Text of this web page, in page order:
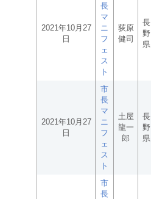
2021年10月27
日
長
マ
ニ
フ
ェ
ス
ト
荻原
健司
長
野
県
2021年10月27
日
市
長
マ
ニ
フ
ェ
ス
ト
土屋
龍一
郎
長
野
県
市
長